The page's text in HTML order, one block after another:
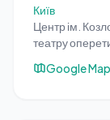
Київ
Центр ім.
театру
Google